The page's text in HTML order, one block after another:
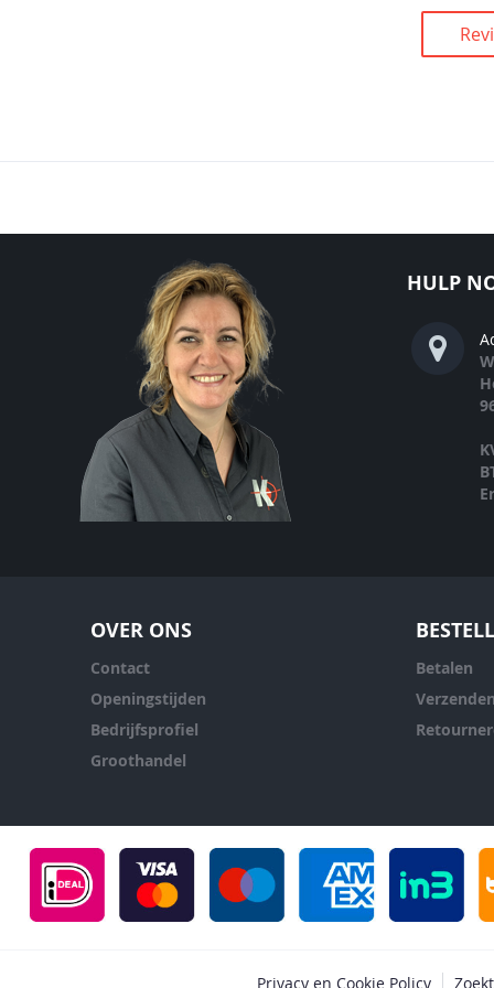
HULP
OVER ONS
Contact
Openingstijden
Bedrijfsprofiel
Groothandel
Betalen
Verzenden
Privacy en Cookie Policy